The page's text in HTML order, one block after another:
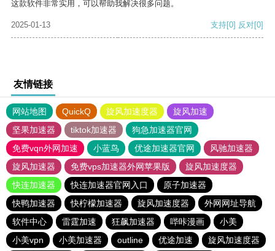
这款软件非常实用，可以帮助我解决很多问题。
2025-01-13 支持[0] 反对[0]
友情链接
网站地图 QuickQ 旋风加速度器
旋风加速
坚果加速器
tiktok加速器
狗急加速器官网
免费vqn外网加速
小蓝鸟 优途加速器官网
风驰加速器
旋风加速器
免费vps加速器外网苹果版
旋风加速度器
快连加速器
快连加速器官网入口
原子加速器
快鸭加速器
快柠檬加速器 旋风加速度器
外网网址导航
软件中心
雷霆加速 狂飙加速器 哔咔漫画
小美
小美vpn
小美加速器 outline 优途加速
旋风加速度器